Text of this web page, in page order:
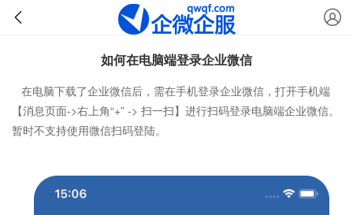
如何在电脑端登录企业微信
在电脑下载了企业微信后，需在手机登录企业微信，打开手机端
【消息页面->右上角“+” -> 扫一扫】进行扫码登录电脑端企业微信。
暂时不支持使用微信扫码登陆。